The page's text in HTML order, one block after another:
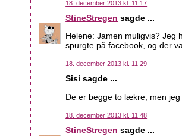
18. december 2013 kl. 11.17
StineStregen sagde ...
Helene: Jamen muligvis? Jeg
spurgte på facebook, og der
18. december 2013 kl. 11.29
Sisi sagde ...
De er begge to lækre, men
18. december 2013 kl. 11.48
StineStregen sagde ...